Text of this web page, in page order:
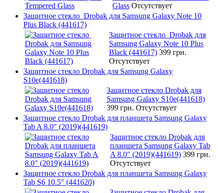
Glass Отсутствует
Защитное стекло Drobak для Samsung Galaxy Note 10
Plus Black (441617)
Защитное стекло Drobak для
Samsung Galaxy Note 10 Plus
Black (441617) 399 грн.
Отсутствует
Защитное стекло Drobak для Samsung Galaxy
S10e(441618)
Защитное стекло Drobak для
Samsung Galaxy S10e(441618)
399 грн. Отсутствует
Защитное стекло Drobak для планшета Samsung Galaxy
Tab A 8.0" (2019)(441619)
Защитное стекло Drobak для
планшета Samsung Galaxy Tab
A 8.0" (2019)(441619) 399 грн.
Отсутствует
Защитное стекло Drobak для планшета Samsung Galaxy
Tab S6 10.5" (441620)